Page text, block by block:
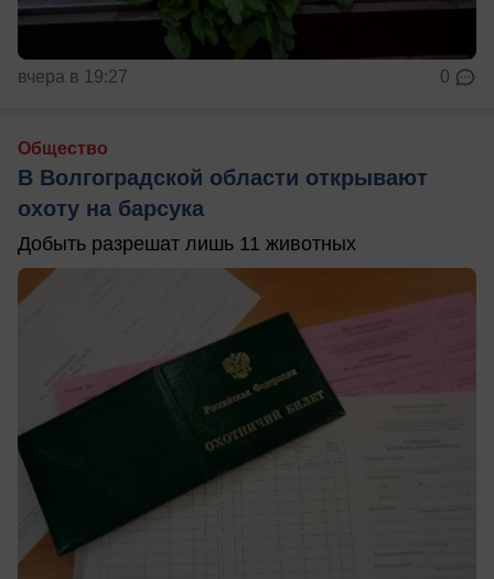
вчера в 19:27 0
Общество
В Волгоградской области открывают
охоту на барсука
Добыть разрешат лишь 11 животных